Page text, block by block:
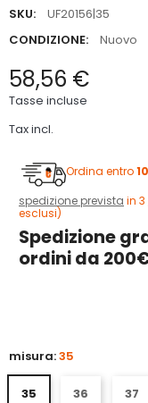
SKU:
UF20156|35
CONDIZIONE:
Nuovo
58,56 €
Tasse incluse
Tax incl.
Ordina entro
spedizione prevista in
esclusi)
Spedizione
ordini da
misura:35
35 36 37